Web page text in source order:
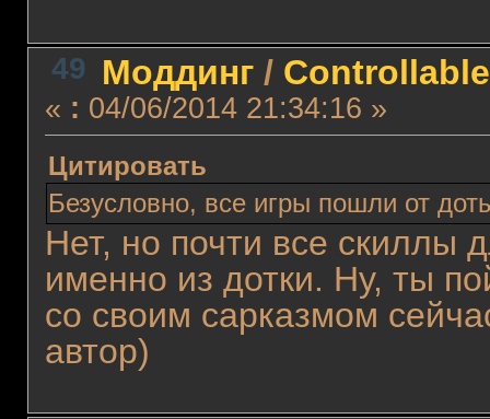
49 Моддинг/
« : 04/06/2014 21:34:16 »
Цитировать
Безусловно, все игры пошли от
Нет, но почти все скиллы
именно из дотки. Ну, ты
со своим сарказмом
автор)